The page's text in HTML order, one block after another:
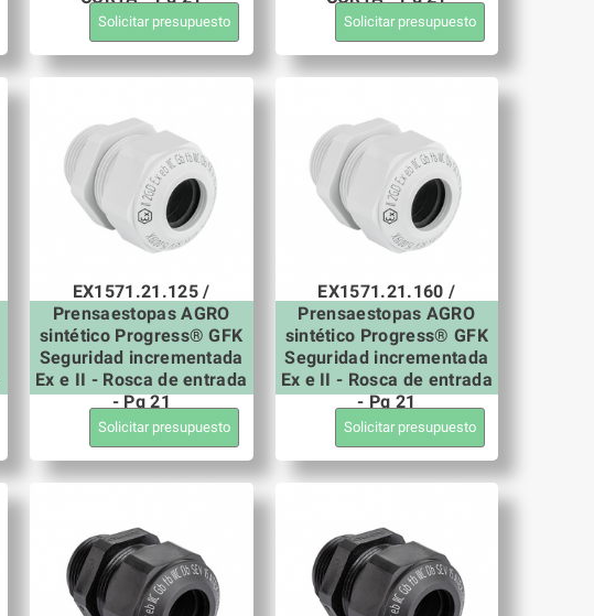
Solicitar presupuesto Solicitar presupuesto
EX1571.21.125 /
Prensaestopas AGRO
sintético Progress® GFK
Seguridad incrementada
Ex e II - Rosca de entrada
- Pg 21
Solicitar presupuesto
EX1571.21.160 /
Prensaestopas AGRO
sintético Progress® GFK
Seguridad incrementada
Ex e II - Rosca de entrada
- Pg 21
Solicitar presupuesto